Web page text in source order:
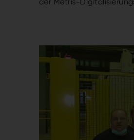
der Metris-